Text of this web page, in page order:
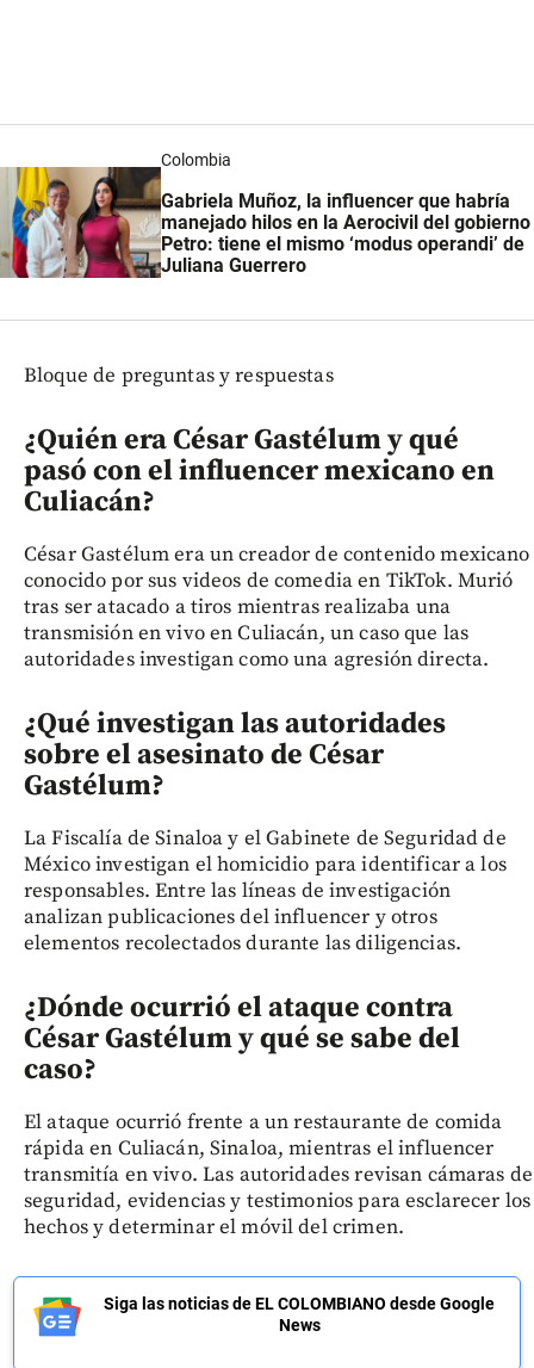
Colombia
Gabriela Muñoz, la influencer que habría
manejado hilos en la Aerocivil del gobierno
Petro: tiene el mismo ‘modus operandi’ de
Juliana Guerrero
Bloque de preguntas y respuestas
¿Quién era César Gastélum y qué
pasó con el influencer mexicano en
Culiacán?
César Gastélum era un creador de contenido mexicano
conocido por sus videos de comedia en TikTok. Murió
tras ser atacado a tiros mientras realizaba una
transmisión en vivo en Culiacán, un caso que las
autoridades investigan como una agresión directa.
¿Qué investigan las autoridades
sobre el asesinato de César
Gastélum?
La Fiscalía de Sinaloa y el Gabinete de Seguridad de
México investigan el homicidio para identificar a los
responsables. Entre las líneas de investigación
analizan publicaciones del influencer y otros
elementos recolectados durante las diligencias.
¿Dónde ocurrió el ataque contra
César Gastélum y qué se sabe del
caso?
El ataque ocurrió frente a un restaurante de comida
rápida en Culiacán, Sinaloa, mientras el influencer
transmitía en vivo. Las autoridades revisan cámaras de
seguridad, evidencias y testimonios para esclarecer los
hechos y determinar el móvil del crimen.
Siga las noticias de EL COLOMBIANO desde Google
News